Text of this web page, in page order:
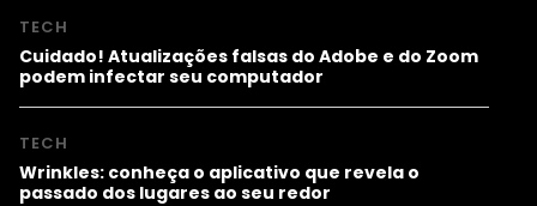
TECH
Cuidado! Atualizações falsas do Adobe e do Zoom
podem infectar seu computador
TECH
Wrinkles: conheça o aplicativo que revela o
passado dos lugares ao seu redor